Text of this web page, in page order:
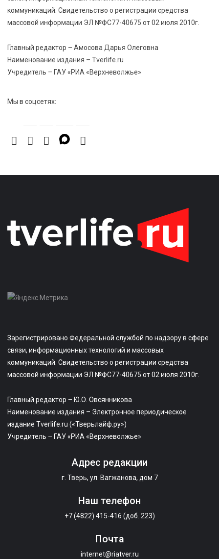
7 Авг 2026 21:02 505
данные о численности пенсионеров
коммуникаций. Свидетельство о регистрации средства
массовой информации ЭЛ №ФС77-40675 от 02 июля 2010г.
Главный редактор – Амосова Дарья Олеговна
Наименование издания – Tverlife.ru
Учредитель – ГАУ «РИА «Верхневолжье»
Мы в соцсетях:
Зарегистрировано Федеральной службой по надзору в сфере
связи, информационных технологий и массовых
коммуникаций. Свидетельство о регистрации средства
массовой информации ЭЛ №ФС77-40675 от 02 июля 2010г.
Главный редактор – Ю.О. Овсянникова
Наименование издания – Электронное периодическое
издание Tverlife.ru («Тверьлайф.ру»)
Учредитель – ГАУ «РИА «Верхневолжье»
Адрес редакции
г. Тверь, ул. Вагжанова, дом 7
Наш телефон
+7 (4822) 415-416 (доб. 223)
Почта
internet@riatver.ru